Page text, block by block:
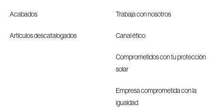
Acabados
Artículos descatalogados
Trabaja con nosotros
Canal ético
Comprometidos con tu protección
solar
Empresa comprometida con la
igualdad